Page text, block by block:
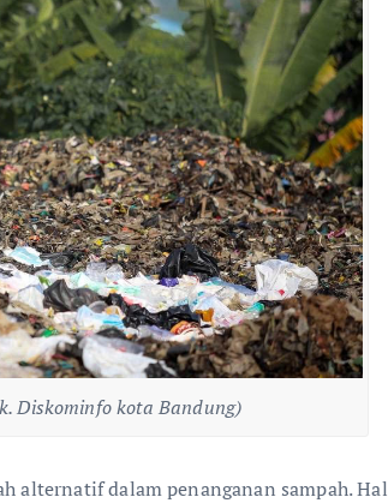
Diskominfo kota Bandung)
alternatif dalam penanganan sampah. Hal